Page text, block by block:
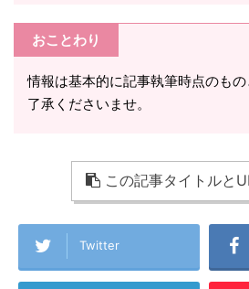
おことわり
情報は基本的に記事執筆時点のも
了承くださいませ。
この記事タイトルと
Twitter